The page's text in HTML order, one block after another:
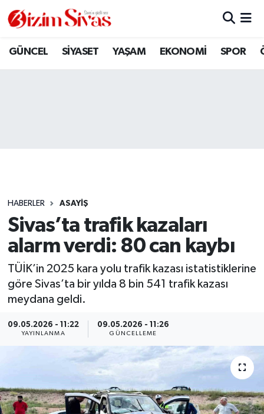
GÜNCEL SİYASET YAŞAM EKONOMİ SPOR
HABERLER ASAYİŞ
Sivas’ta trafik kazaları
alarm verdi: 80 can kaybı
TÜİK’in 2025 kara yolu trafik kazası istatistiklerine
göre Sivas’ta bir yılda 8 bin 541 trafik kazası
meydana geldi.
09.05.2026 - 11:22
YAYINLANMA
09.05.2026 - 11:26
GÜNCELLEME
ARAMIZDAN AYRILANLAR
GÜNCEL
KÜLTÜR
MAGAZİN
RESMİ İLANLAR
SİYASET
Sivas Nöbetçi Eczaneler
Son Dakika Haberleri
Haber Arşivi